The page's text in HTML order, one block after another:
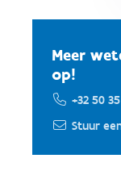
Meer
op!
+32 50
Stuur